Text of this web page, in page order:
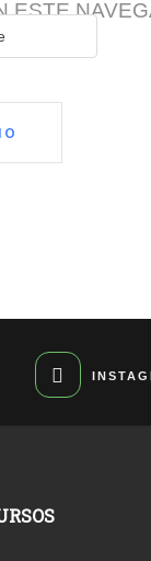
ESTE